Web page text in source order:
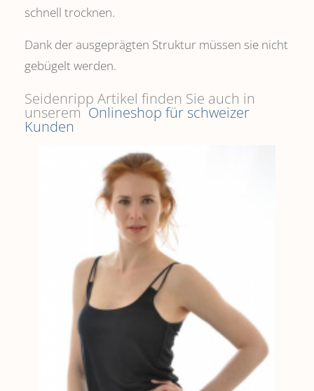
schnell trocknen.
Dank der ausgeprägten Struktur müssen sie nicht
gebügelt werden.
Seidenripp Artikel finden Sie auch in
unserem Onlineshop für schweizer
Kunden